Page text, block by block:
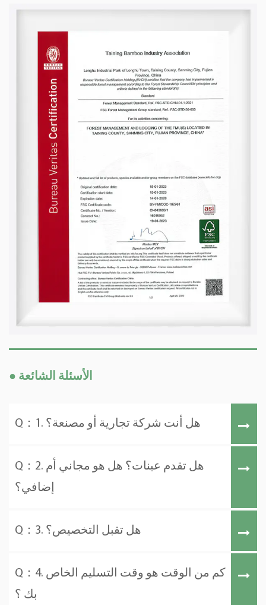
● الأسئلة الشائعة
Q：1. هل أنت شركة تجارية أو مصنعة؟
Q：2. هل تقدم عينات؟ هل هو مجاني أم
إضافي؟
Q：3. هل تقبل التخصيص؟
Q：4. كم من الوقت هو وقت التسليم الخاص
بك ؟